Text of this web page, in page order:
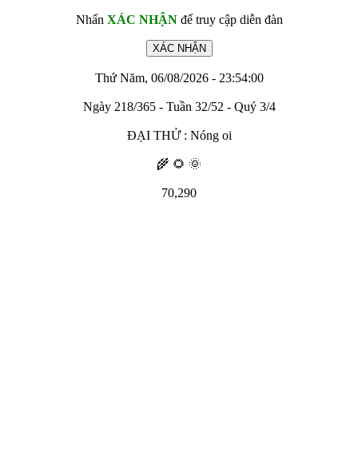
Nhấn XÁC NHẬNđể truy cập diễn đàn
Thứ Năm, 06/08/2026 - 23:54:00
Ngày 218/365 - Tuần 32/52 - Quý 3/4
ĐẠI THỬ : Nóng oi
🌾 🌻 🌞
70,290